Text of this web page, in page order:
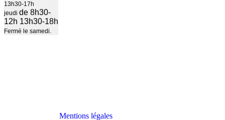
13h30-17h
jeudi de 8h30-
12h 13h30-18h
Fermé le samedi.
Mentions légales